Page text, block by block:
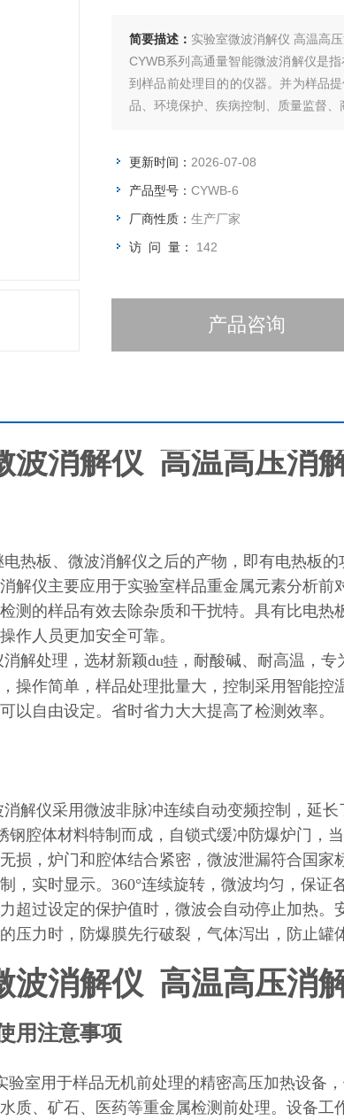
简要描述：
实验室微波消
CYWB系列高通量智能微波消解仪是
到样品前处理目的的仪器。并为样品
品、环境保护、疾病控制、质量监督、
更新时间： 2026-07-08
产品型号： CYWB-6
厂商性质： 生产厂家
访 问 量： 142
产品咨询
波消解仪 高温高压消
热板、微波消解仪之后的产物，即有电热板
解仪主要应用于实验室样品重金属元素分析
测的样品有效去除杂质和干扰特。具有比电
作人员更加安全可靠。
解处理，选材新颖du特 ，耐酸碱、耐高温，
操作简单，样品处理批量大，控制采用智能
以自由设定。省时省力大大提高了检测效率。
解仪采用微波非脉冲连续自动变频控制，延
钢腔体材料特制而成，自锁式缓冲防爆炉门，
损，炉门和腔体结合紧密，微波泄漏符合国
，实时显示。360°连续旋转，微波均匀，保
超过设定的保护值时，微波会自动停止加热
压力时，防爆膜先行破裂，气体泻出，防止罐
波消解仪 高温高压消
用注意事项
验室用于样品无机前处理的精密高压加热设备
质、矿石、医药等重金属检测前处理。设备